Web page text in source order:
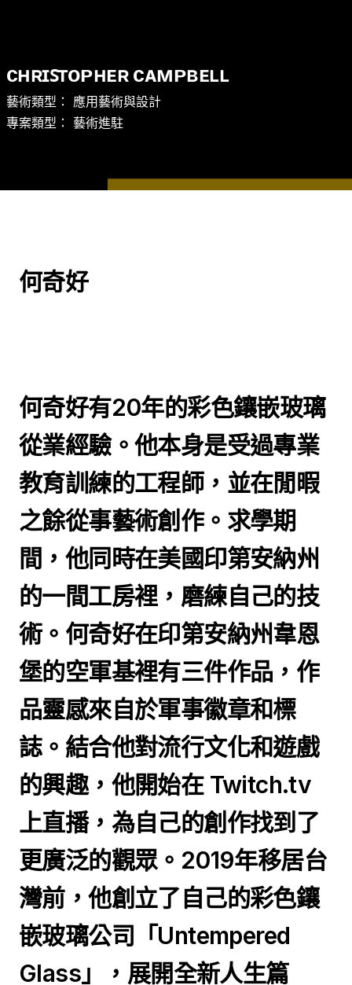
ᴄʜʀɪꜱᴛᴏᴘʜᴇʀ ᴄᴀᴍᴘʙᴇʟʟ
藝術類型： 應用藝術與設計
專案類型： 藝術進駐
何奇好
何奇好有20年的彩色鑲嵌玻璃
從業經驗。他本身是受過專業
教育訓練的工程師，並在閒暇
之餘從事藝術創作。求學期
間，他同時在美國印第安納州
的一間工房裡，磨練自己的技
術。何奇好在印第安納州韋恩
堡的空軍基裡有三件作品，作
品靈感來自於軍事徽章和標
誌。結合他對流行文化和遊戲
的興趣，他開始在 Twitch.tv
上直播，為自己的創作找到了
更廣泛的觀眾。2019年移居台
灣前，他創立了自己的彩色鑲
嵌玻璃公司「Untempered
Glass」，展開全新人生篇